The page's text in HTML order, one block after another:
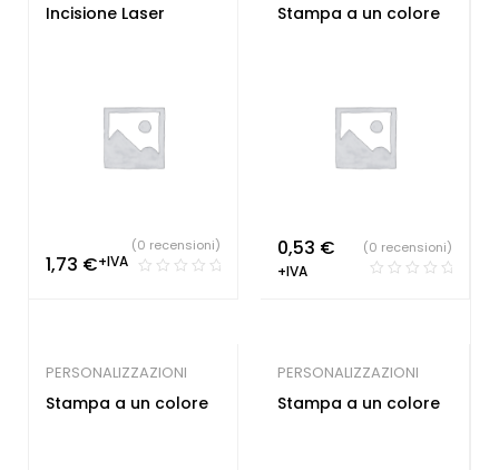
Incisione Laser
1,73 €+IVA
(0 recensioni)
Stampa a un colore
0,53 €
+IVA
(0 recensioni)
PERSONALIZZAZIONI
Stampa a un colore
PERSONALIZZAZIONI
Stampa a un colore